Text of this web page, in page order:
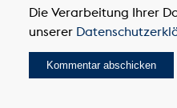
Die Verarbeitung Ihrer
unserer